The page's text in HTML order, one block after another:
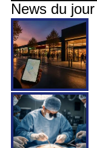
News du jour